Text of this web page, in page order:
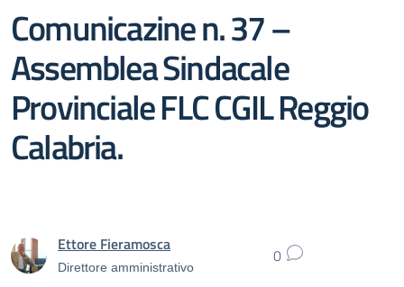
Comunicazine n. 37 –
Assemblea Sindacale
Provinciale FLC CGIL Reggio
Calabria.
Ettore Fieramosca
Direttore amministrativo
0